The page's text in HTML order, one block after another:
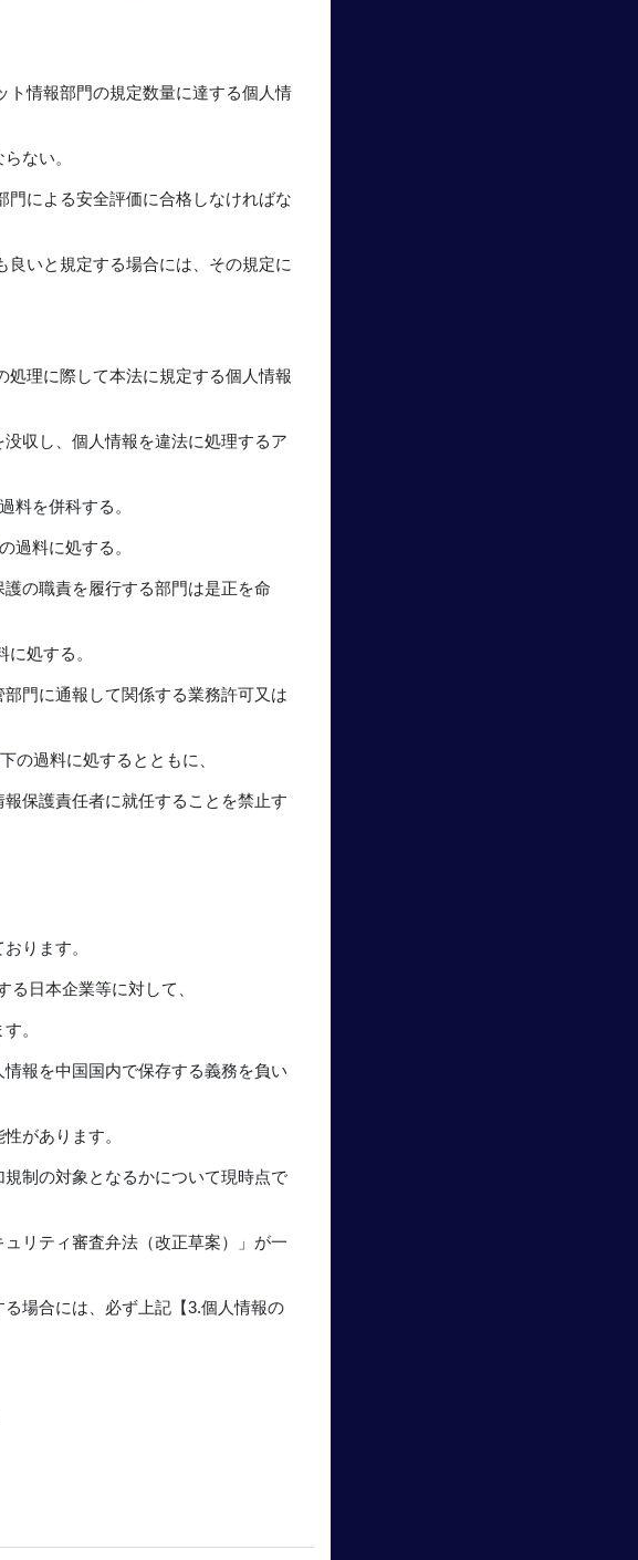
情報部門の規定数量に達する個人情
ない。
門による安全評価に合格しなければな
いと規定する場合には、その規定に
理に際して本法に規定する個人情報
収し、個人情報を違法に処理するア
料を併科する。
過料に処する。
の職責を履行する部門は是正を命
処する。
門に通報して関係する業務許可又は
の過料に処するとともに、
保護責任者に就任することを禁止す
ります。
日本企業等に対して、
。
報を中国国内で保存する義務を負い
があります。
制の対象となるかについて現時点で
リティ審査弁法（改正草案）」が一
場合には、必ず上記【3.個人情報の